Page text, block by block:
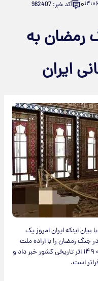
۱۴:۰۶۰ کد خبر: 982407
رمضان به
اینکه ایران امروز یک
جنگ رمضان را با اراده ملت
می‌سازیم، از خسارت ۷ هزار میلیارد تومانی به ۱۴۹ اثر تاریخی کشور خبر داد و
است.